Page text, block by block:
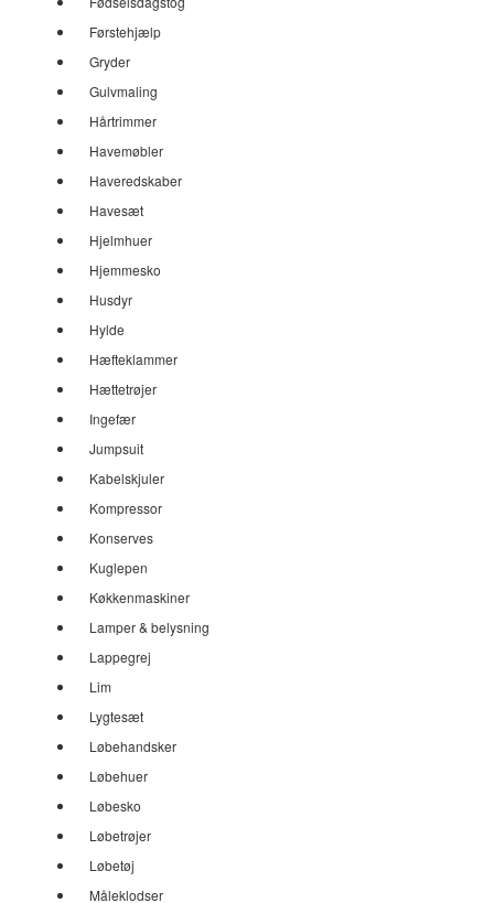
Førstehjælp
Gryder
Gulvmaling
Hårtrimmer
Havemøbler
Haveredskaber
Havesæt
Hjelmhuer
Hjemmesko
Husdyr
Hylde
Hæfteklammer
Hættetrøjer
Ingefær
Jumpsuit
Kabelskjuler
Kompressor
Konserves
Kuglepen
Køkkenmaskiner
Lamper & belysning
Lappegrej
Lim
Lygtesæt
Løbehandsker
Løbehuer
Løbesko
Løbetrøjer
Løbetøj
Måleklodser